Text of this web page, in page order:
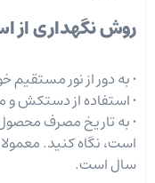
روش نگهداری از
• به دور از نور
• استفاده از دستکش
سال است.